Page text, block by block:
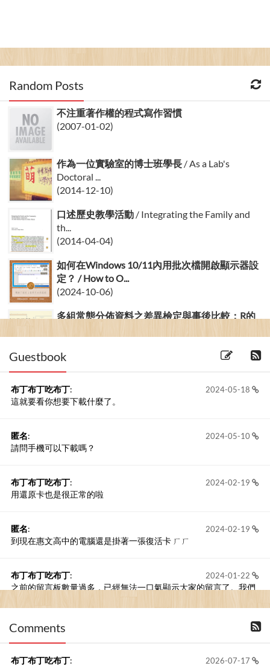
Random Posts
不注重著作權的程式寫作習慣
(2007-01-02)
作為一位實驗室的博士班學長 / As a Lab's
Doctoral ...
(2014-12-10)
口述歷史教學活動 / Integrating the Family and
th...
(2014-04-04)
如何在Windows 10/11內用批次檔開啟顯示器設
定？ / How to O...
(2024-10-06)
多組常態分佈資料之差異檢定與事後比較：R的
Guestbook
2024-05-18
布丁布丁吃布丁:
這就要看你想要下載什麼了。
2024-05-10
匿名:
請問手機可以下載嗎？
2024-02-19
布丁布丁吃布丁:
用還原卡也是很正常的啦
2024-02-19
匿名:
到現在惠文高中的電腦還是掛著一張復活卡 ㄏㄏ
2024-01-22
布丁布丁吃布丁:
之前的留言板數量過多，已經無法一口氣顯示大家的留言了。我們
Comments
2026-07-17
布丁布丁吃布丁: